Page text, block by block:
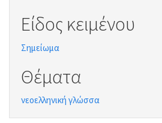
Είδος κειμένου
Σημείωμα
Θέματα
νεοελληνική γλώσσα